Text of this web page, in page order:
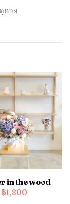
กาล
in the wood
฿1,800